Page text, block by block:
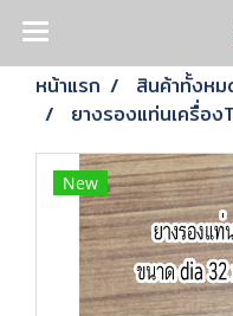
หน้าแรก สินค้าทั้งหม
ยางรองแท่นเครื่อง
New